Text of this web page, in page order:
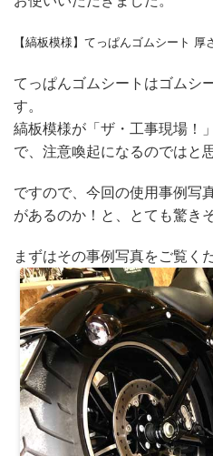
【縞板模様】てっぱんゴムシート
てっぱんゴムシートはゴムシ
す。
縞板模様が「ザ・工事現場！
で、注意喚起になるのではと
ですので、今回の使用事例写
があるのか！と、とても驚き
まずはその事例写真をご覧く